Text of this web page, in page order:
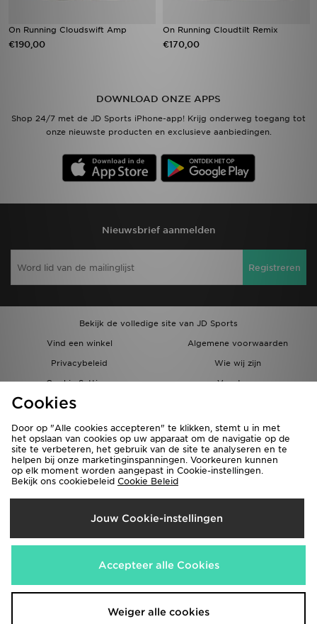
On Running Cloudswift Amp
€190,00
On Running Cloudtilt Remix
€170,00
DOWNLOAD ONZE APPS
Shop 24/7 met de JD Sports iPhone-app! Krijg onderweg toegang tot
onze nieuwste producten en exclusieve aanbiedingen.
Nieuwsbrief aanmelden
Registreren
Bekijk de volledige site van JD Sports
Vind een winkel
Algemene voorwaarden
Privacybeleid
Wie wij zijn
Cookie Settings
Vacatures
Bestellingen en Levering
Verzenden Naar
België
Wij accepteren de volgende betaalmethoden
Bezoek onze bedrijfswebsite www.jdplc.com
Cookies
Door op "Alle cookies accepteren" te klikken, stemt u in met
het opslaan van cookies op uw apparaat om de navigatie op de
site te verbeteren, het gebruik van de site te analyseren en te
helpen bij onze marketinginspanningen. Voorkeuren kunnen
op elk moment worden aangepast in Cookie-instellingen.
Bekijk ons cookiebeleid Cookie Beleid
Jouw Cookie-instellingen
Accepteer alle Cookies
Weiger alle cookies